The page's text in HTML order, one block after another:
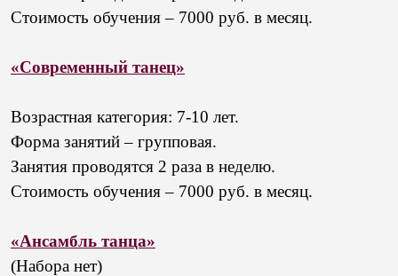
Стоимость обучения – 7000 руб. в месяц.
«Современный танец»
Возрастная категория: 7-10 лет.
Форма занятий – групповая.
Занятия проводятся 2 раза в неделю.
Стоимость обучения – 7000 руб. в месяц.
«Ансамбль танца»
(Набора нет)